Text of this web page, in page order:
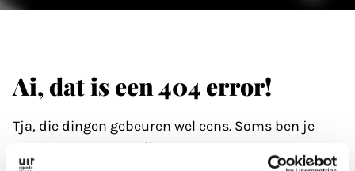
Ai, dat is een 404 error!
Tja, die dingen gebeuren wel eens. Soms ben je
gewoon even wat kwijt.